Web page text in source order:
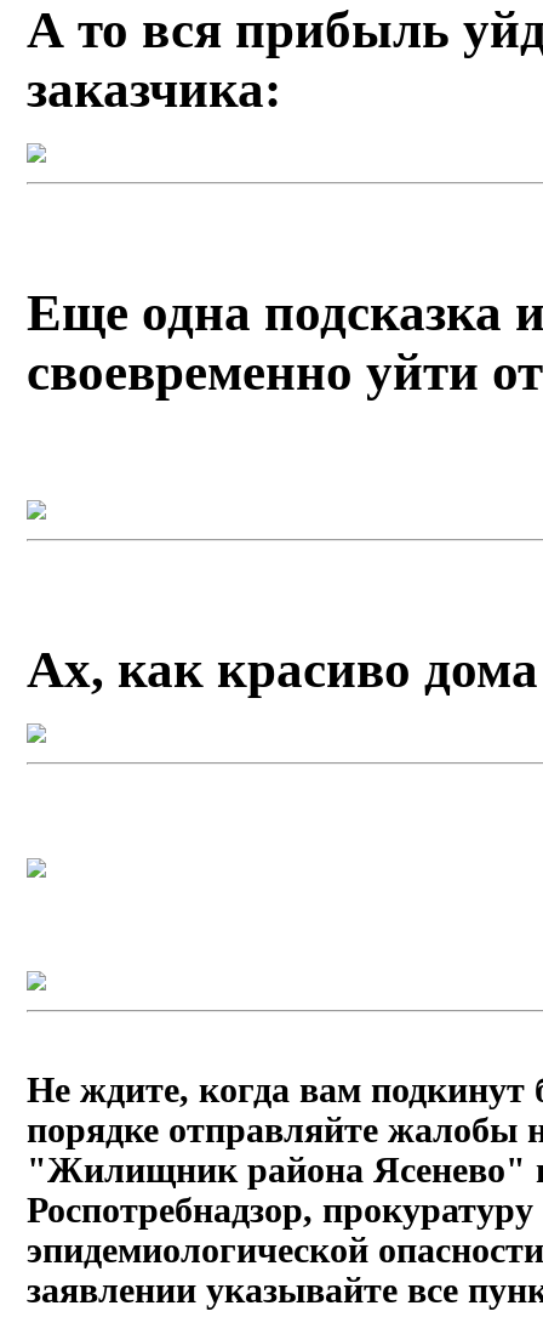
А то вся прибыль
заказчика:
Еще одна подсказка
своевременно уйти
Ах, как красиво
Не ждите, когда вам подкинут
порядке отправляйте жалобы
"Жилищник района
Роспотребнадзор,
эпидемиологической
заявлении указывайте все